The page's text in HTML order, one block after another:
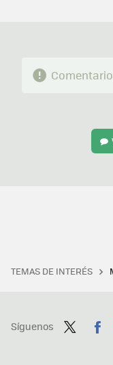
TEMAS DE INTERÉS
Síguenos